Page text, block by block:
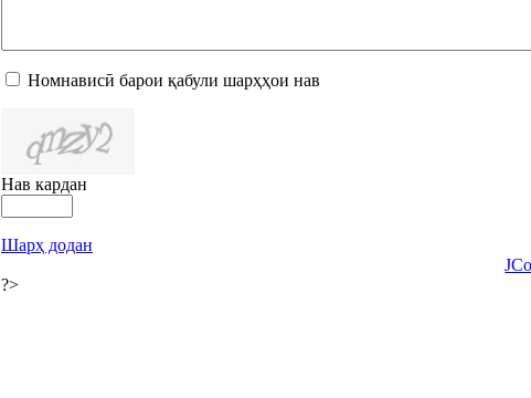
Номнависӣ барои қабули шарҳҳои нав
Нав кардан
Шарҳ додан
?>